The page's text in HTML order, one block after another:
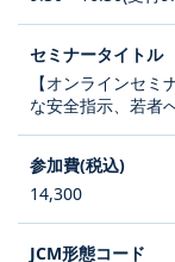
【オンラインセ
な安全指示、若者
14,300